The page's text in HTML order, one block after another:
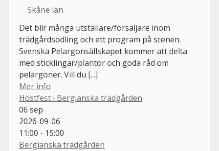
Skåne län
Det blir många utställare/försäljare inom
trädgårdsodling och ett program på scenen.
Svenska Pelargonsällskapet kommer att delta
med sticklingar/plantor och goda råd om
pelargoner. Vill du [...]
Mer info
Höstfest i Bergianska trädgården
06 sep
2026-09-06
11:00 - 15:00
Bergianska trädgården